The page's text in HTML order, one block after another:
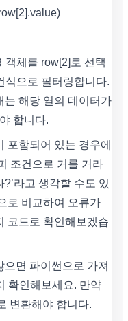
객체를 row[2]로 선택
식으로 필터링합니다.
는 해당 열의 데이터가
합니다.
포함되어 있는 경우에
조건으로 거를 거라
라고 생각할 수도 있
로 비교하여 오류가
코드로 확인해보겠습
면 파이썬으로 가져
확인해보세요. 만약
변환해야 합니다.